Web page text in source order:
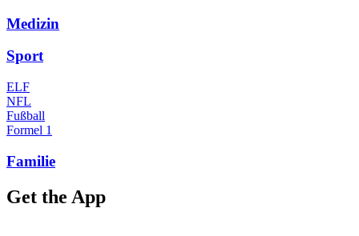
Medizin
Sport
ELF
NFL
Fußball
Formel 1
Familie
Get the App